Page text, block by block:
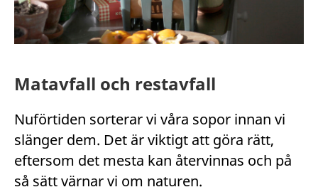
Matavfall och restavfall
Nuförtiden sorterar vi våra sopor innan vi
slänger dem. Det är viktigt att göra rätt,
eftersom det mesta kan återvinnas och på
så sätt värnar vi om naturen.